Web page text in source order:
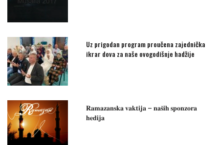
Uz prigodan program proučena zajednička
ikrar dova za naše ovogodišnje hadžije
𝐑𝐚𝐦𝐚𝐳𝐚𝐧𝐬𝐤𝐚 𝐯𝐚𝐤𝐭𝐢𝐣𝐚 – 𝐧𝐚𝐬̌𝐢𝐡 𝐬𝐩𝐨𝐧𝐳𝐨𝐫𝐚
𝐡𝐞𝐝𝐢𝐣𝐚